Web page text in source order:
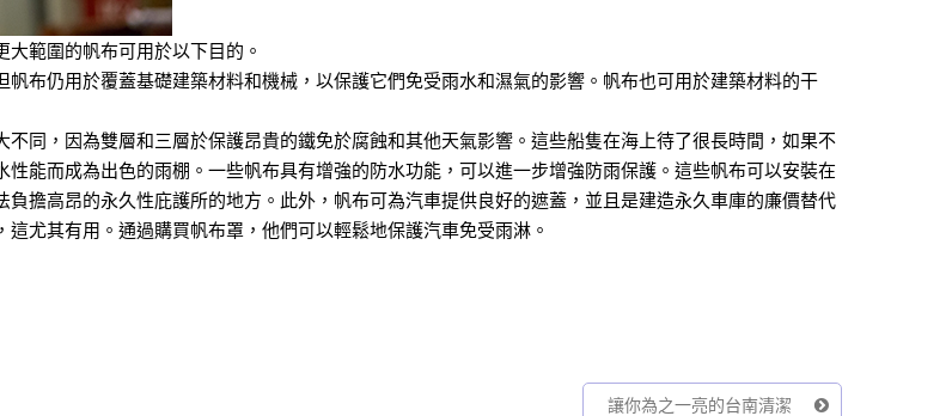
範圍的帆布可用於以下目的。
布仍用於覆蓋基礎建築材料和機械，以保護它們免受雨水和濕氣的影響。帆布也可用於建築材料的干
同，因為雙層和三層於保護昂貴的鐵免於腐蝕和其他天氣影響。這些船隻在海上待了很長時間，如果不
能而成為出色的雨棚。一些帆布具有增強的防水功能，可以進一步增強防雨保護。這些帆布可以安裝在
擔高昂的永久性庇護所的地方。此外，帆布可為汽車提供良好的遮蓋，並且是建造永久車庫的廉價替代
尤其有用。通過購買帆布罩，他們可以輕鬆地保護汽車免受雨淋。
讓你為之一亮的台南清潔